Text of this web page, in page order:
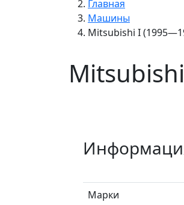
Главная
Машины
Mitsubishi I
Марки